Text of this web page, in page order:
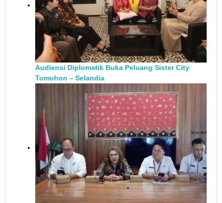
Audiensi Diplomatik Buka Peluang Sister City
Tomohon – Selandia